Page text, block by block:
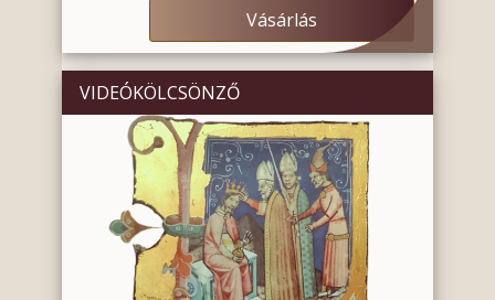
Vásárlás
VIDEÓKÖLCSÖNZŐ